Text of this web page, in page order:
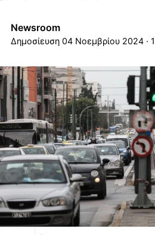
Newsroom
04 Νοεμβρίου 2024 ·